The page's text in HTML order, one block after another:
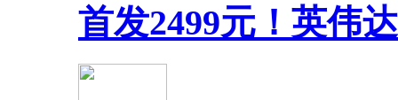
首发2499元！英伟